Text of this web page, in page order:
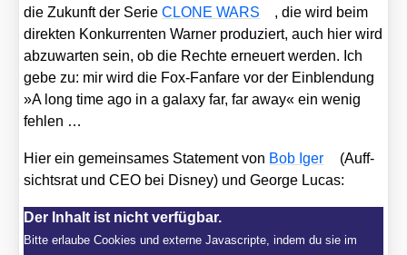
die Zukunft der SerieCLONE WARS
, die wird beim
direk­ten Kon­kur­ren­ten War­ner pro­du­ziert, auch hier wird
abzu­war­ten sein, ob die Rech­te erneu­ert wer­den. Ich
gebe zu: mir wird die Fox-Fan­fa­re vor der Ein­blen­dung
»A long time ago in a gala­xy far, far away« ein wenig
feh­len …
Hier ein gemein­sa­mes State­ment von Bob Iger
(Auf­f­
sichts­rat und CEO bei Dis­ney) und Geor­ge Lucas:
Der Inhalt ist nicht verfügbar.
Bitte erlaube Cookies und externe Javascripte, indem du sie im